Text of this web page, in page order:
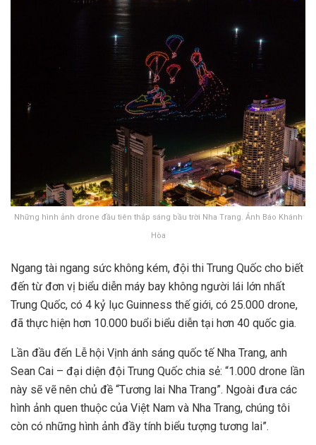
Những hình ảnh drone đầu tiên thắp sáng bầu trời Nha Trang. Ảnh Báo Khánh
Hòa
Ngang tài ngang sức không kém, đội thi Trung Quốc cho biết
đến từ đơn vị biểu diễn máy bay không người lái lớn nhất
Trung Quốc, có 4 kỷ lục Guinness thế giới, có 25.000 drone,
đã thực hiện hơn 10.000 buổi biểu diễn tại hơn 40 quốc gia.
Lần đầu đến Lễ hội Vịnh ánh sáng quốc tế Nha Trang, anh
Sean Cai – đại diện đội Trung Quốc chia sẻ: “1.000 drone lần
này sẽ vẽ nên chủ đề “Tương lai Nha Trang”. Ngoài đưa các
hình ảnh quen thuộc của Việt Nam và Nha Trang, chúng tôi
còn có những hình ảnh đầy tính biểu tượng tương lai”.